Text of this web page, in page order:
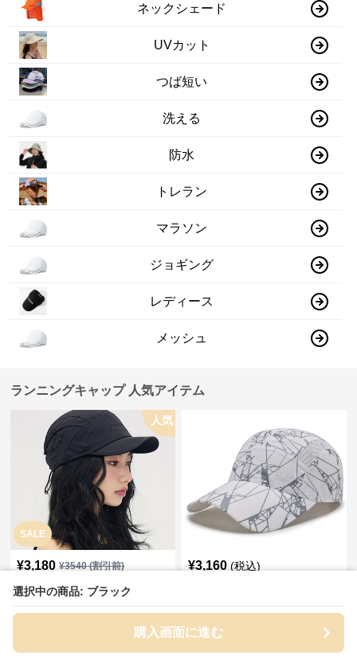
選択中の商品: ブラック
購入画面に進む
ネックシェード
UVカット
つば短い
洗える
防水
トレラン
マラソン
ジョギング
レディース
メッシュ
ランニングキャップ 人気アイテム
SALE
人気
¥3,180 ¥3540(割引前)
ランニングキャップ 都会的ス
タイルのスポーツキャップ
¥3,160 (税込)